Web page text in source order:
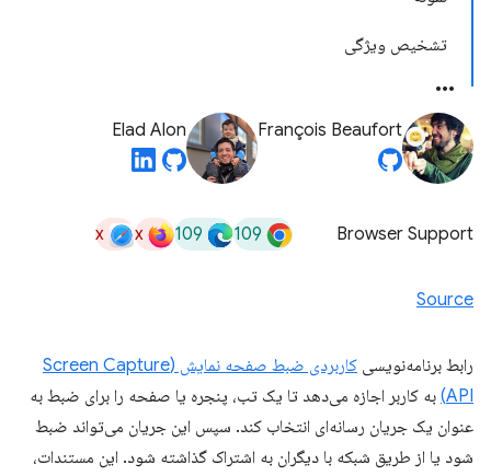
تشخیص ویژگی
François Beaufort
Elad Alon
Browser Support
109
109
x
x
Source
رابط برنامه‌نویسی
کاربردی ضبط صفحه نمایش (Screen Capture
API) به کاربر اجازه می‌دهد تا یک تب، پنجره یا صفحه را برای ضبط به
عنوان یک جریان رسانه‌ای انتخاب کند. سپس این جریان می‌تواند ضبط
شود یا از طریق شبکه با دیگران به اشتراک گذاشته شود. این مستندات،